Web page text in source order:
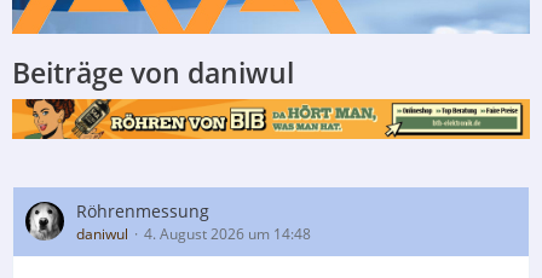
Beiträge von daniwul
Röhrenmessung
daniwul 4. August 2026 um 14:48